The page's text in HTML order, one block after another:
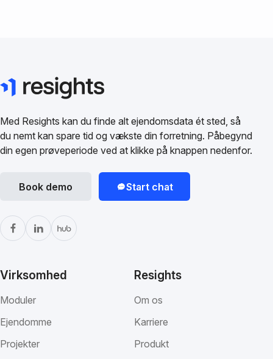
Med Resights kan du finde alt ejendomsdata ét sted, så
du nemt kan spare tid og vækste din forretning. Påbegynd
din egen prøveperiode ved at klikke på knappen nedenfor.
Book demo Start chat
Virksomhed
Moduler
Ejendomme
Projekter
Resights
Om os
Karriere
Produkt